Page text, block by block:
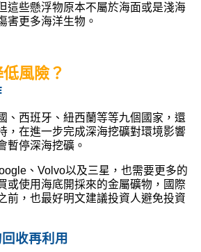
這些懸浮物原本不屬於海面或是淺海
害更多海洋生物。
風險？
、西班牙、紐西蘭等等九個國家，還
，在進一步完成深海挖礦對環境影響
暫停深海挖礦。
、Volvo以及三星，也需要更多的
或使用海底開採來的金屬礦物，國際
前，也最好明文建議投資人避免投資
收再利用